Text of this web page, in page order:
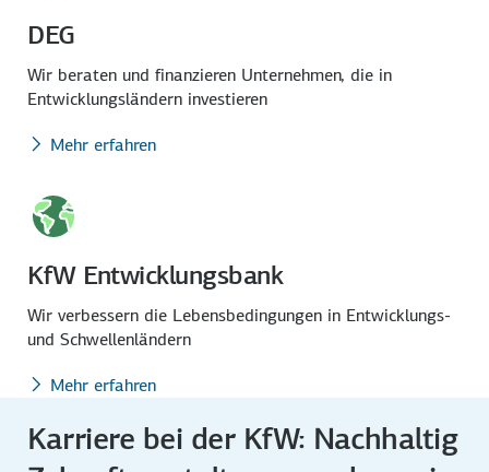
DEG
Wir beraten und finanzieren Unternehmen, die in
Entwicklungs­ländern investieren
Mehr erfahren
KfW Entwicklungsbank
Wir verbessern die Lebens­bedingungen in Entwicklungs-
und Schwellen­ländern
Mehr erfahren
Karriere bei der KfW: Nachhaltig